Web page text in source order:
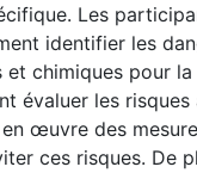
Les
identifier les
chimiques pour
évaluer les risques
œuvre des
ces risques. De